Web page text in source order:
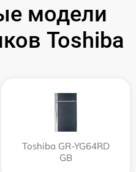
модели
Toshiba
Toshiba GR-YG64RD
GB